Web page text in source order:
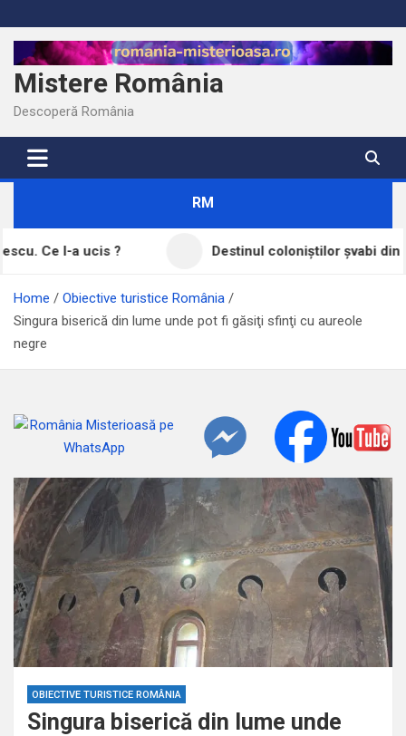
to
content
Mistere România
Descoperă România
RM
? Destinul coloniștilor șvabi din Banat
Home
Obiective turistice România
Singura biserică din lume unde pot fi găsiţi sfinţi cu aureole
negre
OBIECTIVE TURISTICE ROMÂNIA
Singura biserică din lume unde